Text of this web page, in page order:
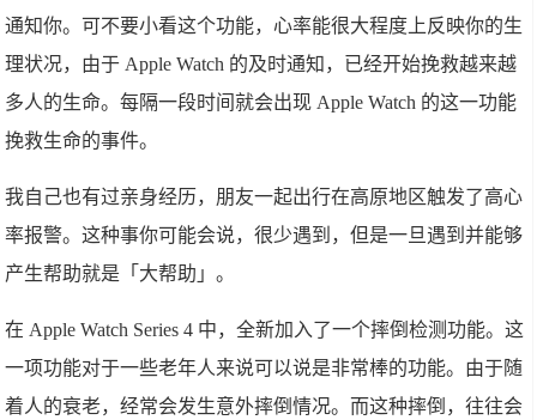
通知你。可不要小看这个功能，心率能很大程度上反映你的生
理状况，由于 Apple Watch 的及时通知，已经开始挽救越来越
多人的生命。每隔一段时间就会出现 Apple Watch 的这一功能
挽救生命的事件。
我自己也有过亲身经历，朋友一起出行在高原地区触发了高心
率报警。这种事你可能会说，很少遇到，但是一旦遇到并能够
产生帮助就是「大帮助」。
在 Apple Watch Series 4 中，全新加入了一个摔倒检测功能。这
一项功能对于一些老年人来说可以说是非常棒的功能。由于随
着人的衰老，经常会发生意外摔倒情况。而这种摔倒，往往会